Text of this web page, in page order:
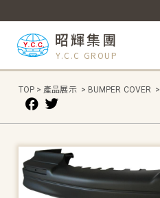
昭輝集團
Y.C.C GROUP
TOP > 產品展示 > BUMPER COVER >